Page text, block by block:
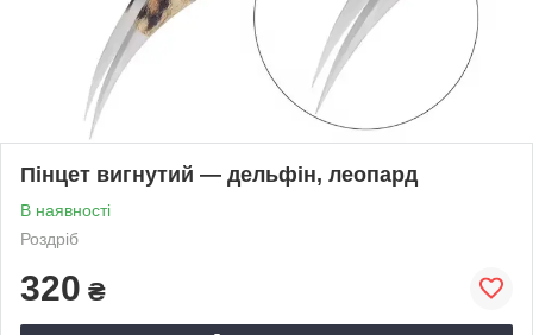
Пінцет вигнутий — дельфін, леопард
В наявності
Роздріб
320 ₴